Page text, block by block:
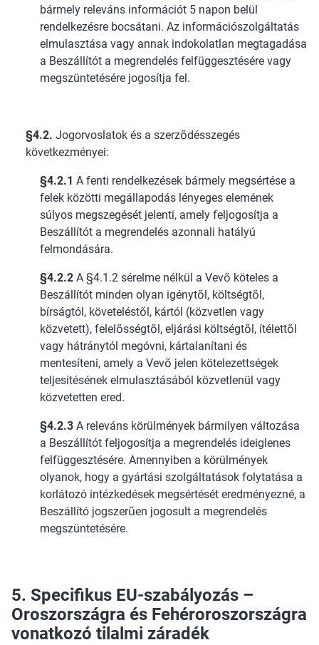
bármely releváns információt 5 napon belül
rendelkezésre bocsátani. Az információszolgáltatás
elmulasztása vagy annak indokolatlan megtagadása
a Beszállítót a megrendelés felfüggesztésére vagy
megszüntetésére jogosítja fel.
§4.2. Jogorvoslatok és a szerződésszegés
következményei:
§4.2.1 A fenti rendelkezések bármely megsértése a
felek közötti megállapodás lényeges elemének
súlyos megszegését jelenti, amely feljogosítja a
Beszállítót a megrendelés azonnali hatályú
felmondására.
§4.2.2 A §4.1.2 sérelme nélkül a Vevő köteles a
Beszállítót minden olyan igénytől, költségtől,
bírságtól, követeléstől, kártól (közvetlen vagy
közvetett), felelősségtől, eljárási költségtől, ítélettől
vagy hátránytól megóvni, kártalanítani és
mentesíteni, amely a Vevő jelen kötelezettségek
teljesítésének elmulasztásából közvetlenül vagy
közvetetten ered.
§4.2.3 A releváns körülmények bármilyen változása
a Beszállítót feljogosítja a megrendelés ideiglenes
felfüggesztésére. Amennyiben a körülmények
olyanok, hogy a gyártási szolgáltatások folytatása a
korlátozó intézkedések megsértését eredményezné, a
Beszállító jogszerűen jogosult a megrendelés
megszüntetésére.
5. Specifikus EU-szabályozás –
Oroszországra és Fehéroroszországra
vonatkozó tilalmi záradék